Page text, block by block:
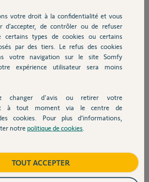
pro
Puis-je tester les cellules ?
en permanence (cavalier S1 en place)
anciens proprios ne fonctionne pas..
du boitier électrique, cela ne correspond pas
la notice d'installation pour un portail..
entre portail et porte garage?
souhaite une bonne soirée.
ans
au fil de discussion
votre droit à la confidentialité et vous
d’accepter, de contrôler ou de refuser
certains types de cookies ou certains
par des tiers. Le refus des cookies
votre navigation sur le site Somfy
expérience utilisateur sera moins
changer d'avis ou retirer votre
à tout moment via le centre de
cookies. Pour plus d’informations,
notre politique de cookies
TOUT ACCEPTER